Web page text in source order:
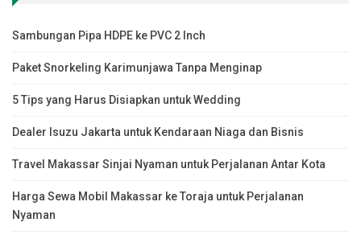
Sambungan Pipa HDPE ke PVC 2 Inch
Paket Snorkeling Karimunjawa Tanpa Menginap
5 Tips yang Harus Disiapkan untuk Wedding
Dealer Isuzu Jakarta untuk Kendaraan Niaga dan Bisnis
Travel Makassar Sinjai Nyaman untuk Perjalanan Antar Kota
Harga Sewa Mobil Makassar ke Toraja untuk Perjalanan
Nyaman